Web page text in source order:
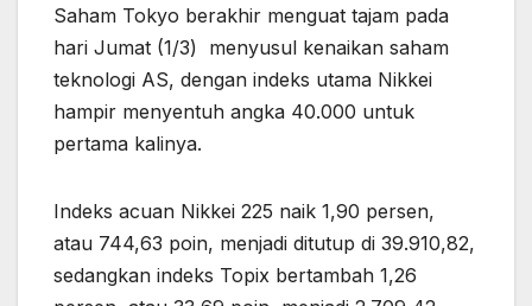
Saham Tokyo berakhir menguat tajam pada
hari Jumat (1/3) menyusul kenaikan saham
teknologi AS, dengan indeks utama Nikkei
hampir menyentuh angka 40.000 untuk
pertama kalinya.
Indeks acuan Nikkei 225 naik 1,90 persen,
atau 744,63 poin, menjadi ditutup di 39.910,82,
sedangkan indeks Topix bertambah 1,26